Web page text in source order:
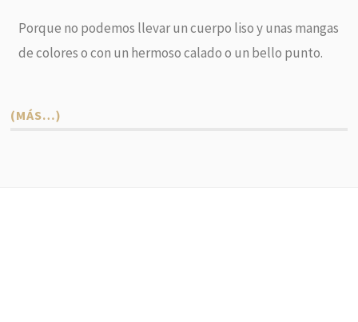
Porque no podemos llevar un cuerpo liso y unas mangas
de colores o con un hermoso calado o un bello punto.
(MÁS…)